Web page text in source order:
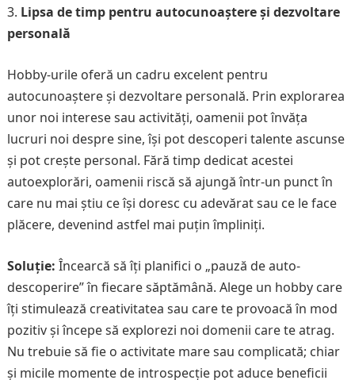
Lipsa de timp pentru autocunoaștere și dezvoltare
personală
Hobby-urile oferă un cadru excelent pentru
autocunoaștere și dezvoltare personală. Prin explorarea
unor noi interese sau activități, oamenii pot învăța
lucruri noi despre sine, își pot descoperi talente ascunse
și pot crește personal. Fără timp dedicat acestei
autoexplorări, oamenii riscă să ajungă într-un punct în
care nu mai știu ce își doresc cu adevărat sau ce le face
plăcere, devenind astfel mai puțin împliniți.
Soluție: Încearcă să îți planifici o „pauză de auto-
descoperire” în fiecare săptămână. Alege un hobby care
îți stimulează creativitatea sau care te provoacă în mod
pozitiv și începe să explorezi noi domenii care te atrag.
Nu trebuie să fie o activitate mare sau complicată; chiar
și micile momente de introspecție pot aduce beneficii